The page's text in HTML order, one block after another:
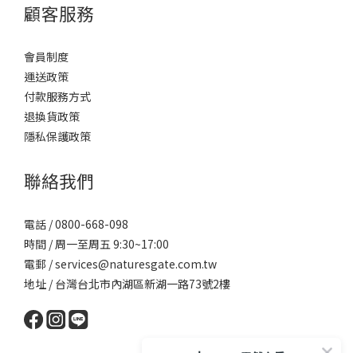
顧客服務
會員制度
運送政策
付款服務方式
退換貨政策
隱私保護政策
聯絡我們
電話 / 0800-668-098
時間 / 周一至周五 9:30~17:00
電郵 / services@naturesgate.com.tw
地址 / 台灣台北市內湖區新湖一路73號2樓